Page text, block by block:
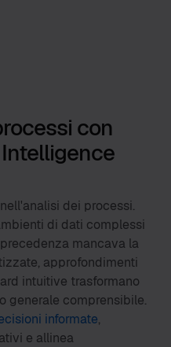
con
dei processi.
di dati complessi
mancava la
approfondimenti
intuitive trasformano
generale comprensibile.
informate,
e allinea